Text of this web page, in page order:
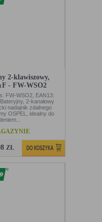
2-klawiszowy,
- FW-WSO2
FW-WSO2, EAN13:
2-kanałowy
nadajnik zdalnego
OSPEL, idealny do
ZŁ